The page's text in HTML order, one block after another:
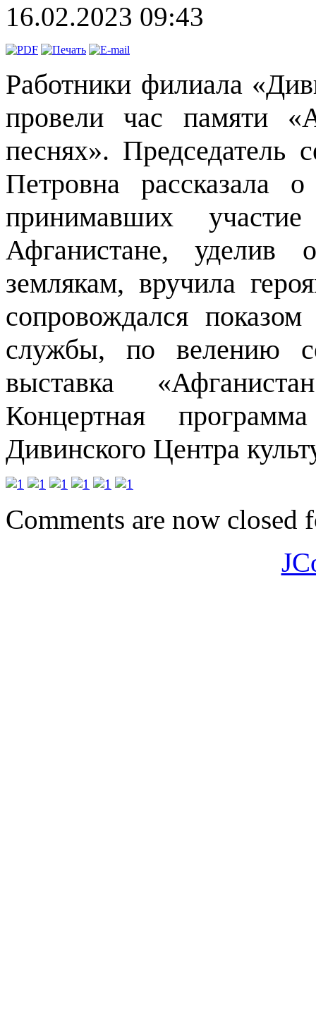
16.02.2023 09:43
Работники филиала
провели час памяти
песнях». Председатель
Петровна рассказала
принимавших
Афганистане, уделив
землякам, вручила
сопровождался
службы, по велению
выставка
Концертная
Дивинского Центра
Comments are now closed